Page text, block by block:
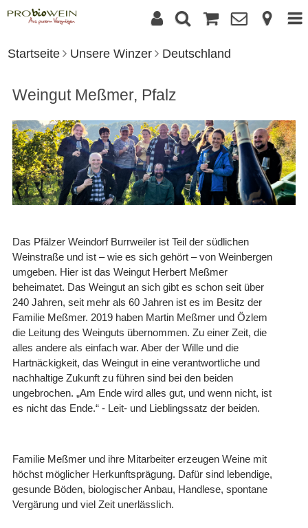
Startseite Unsere Winzer Deutschland
Weingut Meßmer, Pfalz
Das Pfälzer Weindorf Burrweiler ist Teil der südlichen
Weinstraße und ist – wie es sich gehört – von Weinbergen
umgeben. Hier ist das Weingut Herbert Meßmer
beheimatet. Das Weingut an sich gibt es schon seit über
240 Jahren, seit mehr als 60 Jahren ist es im Besitz der
Familie Meßmer. 2019 haben Martin Meßmer und Özlem
die Leitung des Weinguts übernommen. Zu einer Zeit, die
alles andere als einfach war. Aber der Wille und die
Hartnäckigkeit, das Weingut in eine verantwortliche und
nachhaltige Zukunft zu führen sind bei den beiden
ungebrochen. „Am Ende wird alles gut, und wenn nicht, ist
es nicht das Ende.“ - Leit- und Lieblingssatz der beiden.
Familie Meßmer und ihre Mitarbeiter erzeugen Weine mit
höchst möglicher Herkunftsprägung. Dafür sind lebendige,
gesunde Böden, biologischer Anbau, Handlese, spontane
Vergärung und viel Zeit unerlässlich.